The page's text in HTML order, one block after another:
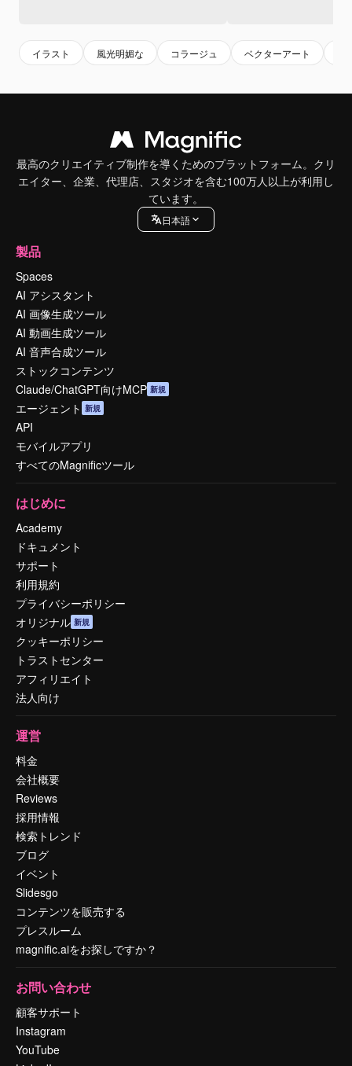
イラスト 風光明媚な コラージュ ベクターアート
最高のクリエイティブ制作を導くためのプラットフォーム。クリ
エイター、企業、代理店、スタジオを含む100万人以上が利用し
ています。
日本語
製品
Spaces
AI アシスタント
AI 画像生成ツール
AI 動画生成ツール
AI 音声合成ツール
ストックコンテンツ
Claude/ChatGPT向けMCP 新規
エージェント 新規
API
モバイルアプリ
すべてのMagnificツール
はじめに
Academy
ドキュメント
サポート
利用規約
プライバシーポリシー
オリジナル 新規
クッキーポリシー
トラストセンター
アフィリエイト
法人向け
運営
料金
会社概要
Reviews
採用情報
検索トレンド
ブログ
イベント
Slidesgo
コンテンツを販売する
プレスルーム
magnific.aiをお探しですか？
お問い合わせ
顧客サポート
Instagram
YouTube